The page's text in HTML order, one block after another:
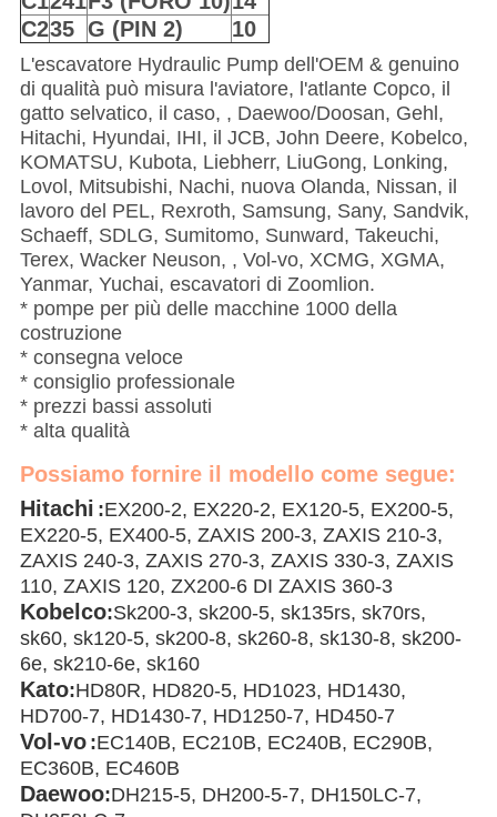
C235 G (PIN 2) 10
L'escavatore Hydraulic Pump dell'OEM & genuino
di qualità può misura l'aviatore, l'atlante Copco, il
gatto selvatico, il caso, , Daewoo/Doosan, Gehl,
Hitachi, Hyundai, IHI, il JCB, John Deere, Kobelco,
KOMATSU, Kubota, Liebherr, LiuGong, Lonking,
Lovol, Mitsubishi, Nachi, nuova Olanda, Nissan, il
lavoro del PEL, Rexroth, Samsung, Sany, Sandvik,
Schaeff, SDLG, Sumitomo, Sunward, Takeuchi,
Terex, Wacker Neuson, , Vol-vo, XCMG, XGMA,
Yanmar, Yuchai, escavatori di Zoomlion.
* pompe per più delle macchine 1000 della
costruzione
* consegna veloce
* consiglio professionale
* prezzi bassi assoluti
* alta qualità
Possiamo fornire il modello come segue:
Hitachi :EX200-2, EX220-2, EX120-5, EX200-5,
EX220-5, EX400-5, ZAXIS 200-3, ZAXIS 210-3,
ZAXIS 240-3, ZAXIS 270-3, ZAXIS 330-3, ZAXIS
110, ZAXIS 120, ZX200-6 DI ZAXIS 360-3
Kobelco:Sk200-3, sk200-5, sk135rs, sk70rs,
sk60, sk120-5, sk200-8, sk260-8, sk130-8, sk200-
6e, sk210-6e, sk160
Kato:HD80R, HD820-5, HD1023, HD1430,
HD700-7, HD1430-7, HD1250-7, HD450-7
Vol-vo :EC140B, EC210B, EC240B, EC290B,
EC360B, EC460B
Daewoo:DH215-5, DH200-5-7, DH150LC-7,